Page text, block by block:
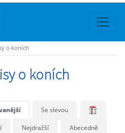
o koních
o koních
Se slevou
Nejdražší Abecedně